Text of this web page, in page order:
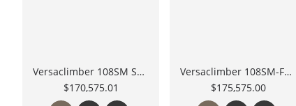
Versaclimber 108SM Sport Model Cross Crawl
$170,575.01
Versaclimber 108SM-FM VersaStudio Distribuidor Autorizado México
$175,575.00